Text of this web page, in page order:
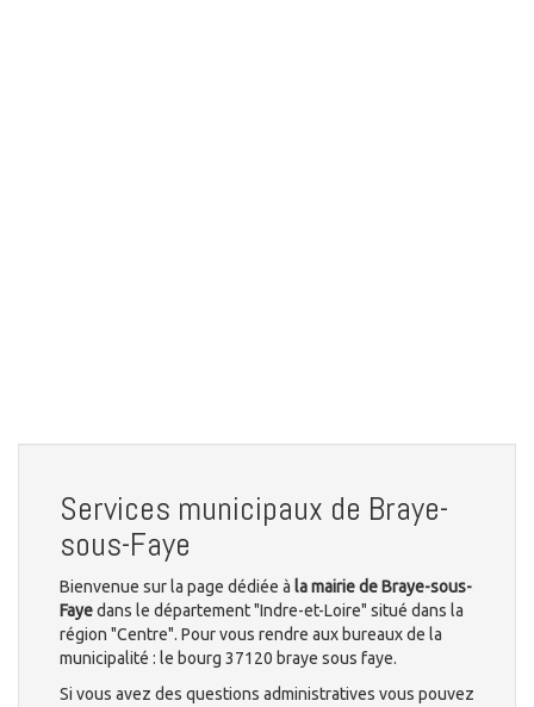
Services municipaux de Braye-
sous-Faye
Bienvenue sur la page dédiée à la mairie de Braye-sous-
Fayedans le département "Indre-et-Loire" situé dans la
région "Centre". Pour vous rendre aux bureaux de la
municipalité : le bourg 37120 braye sous faye.
Si vous avez des questions administratives vous pouvez